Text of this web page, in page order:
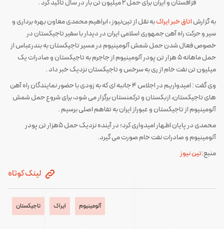
قزاقستان و ایران برای حمل ۲ میلیون تن بار در سال تاکید کرد .
به گزارشاتاق خبر ایراکبه نقل از تین‌نیوز ، ابراهیم محمدی معاون بهره برداری و
سیر و حرکت راه آهن جمهوری اسلامی ایران در دیدار با سفیر تاجیکستان در
خصوص فعال شدن حمل شمش آلومینیوم در مسیر تاجیکستان به بندرعباس از
حمل ماهانه ۵ هزار تن پودر آلومینیوم از جاجرم به تاجیکستان و صادرات یک
میلیون تن نفت خام از ری به سرخس و تاجیکستان نزدیک خبر داد .
وی گفت : امیدواریم در اجلاس ۴ جانبه ای که به زودی با حضور نمایندگان راه آهن
های تاجیکستان، ازبکستان و ترکمنستان برگزار می شود، برای شروع حمل شمش
آلومینیوم از تاجیکستان و عبوراز ایران به تفاهم اصلی برسیم .
محمدی در پایان اظهار امیدواری کرد؛ در آینده نزدیک حمل ۵هزار تن پودر
آلومینیوم و صادرات نفت خام صورت می گیرد.
منبع:تین نیوز
لینک کوتاه
آلومینیوم ایراک تاجیکستان